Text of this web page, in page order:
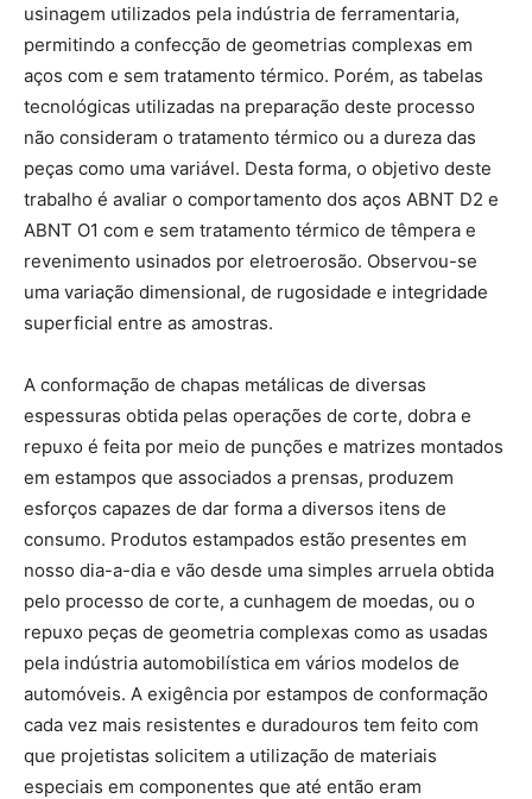
usinagem utilizados pela indústria de ferramentaria,
permitindo a confecção de geometrias complexas em
aços com e sem tratamento térmico. Porém, as tabelas
tecnológicas utilizadas na preparação deste processo
não consideram o tratamento térmico ou a dureza das
peças como uma variável. Desta forma, o objetivo deste
trabalho é avaliar o comportamento dos aços ABNT D2 e
ABNT O1 com e sem tratamento térmico de têmpera e
revenimento usinados por eletroerosão. Observou-se
uma variação dimensional, de rugosidade e integridade
superficial entre as amostras.
A conformação de chapas metálicas de diversas
espessuras obtida pelas operações de corte, dobra e
repuxo é feita por meio de punções e matrizes montados
em estampos que associados a prensas, produzem
esforços capazes de dar forma a diversos itens de
consumo. Produtos estampados estão presentes em
nosso dia-a-dia e vão desde uma simples arruela obtida
pelo processo de corte, a cunhagem de moedas, ou o
repuxo peças de geometria complexas como as usadas
pela indústria automobilística em vários modelos de
automóveis. A exigência por estampos de conformação
cada vez mais resistentes e duradouros tem feito com
que projetistas solicitem a utilização de materiais
especiais em componentes que até então eram